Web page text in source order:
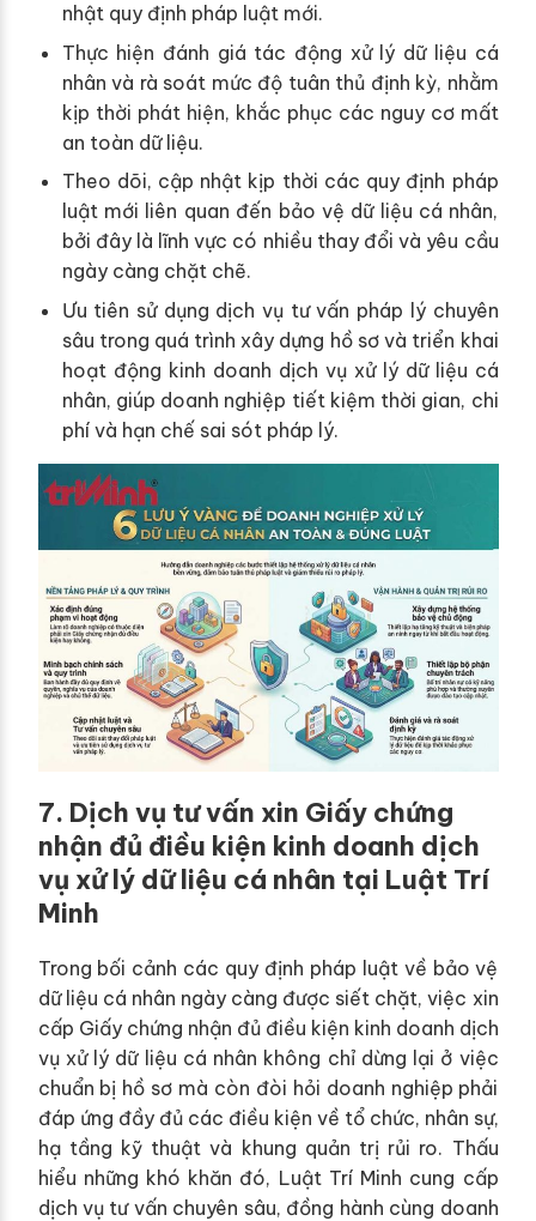
nhật quy định pháp luật mới.
Thực hiện đánh giá tác động xử lý dữ liệu cá
nhân và rà soát mức độ tuân thủ định kỳ, nhằm
kịp thời phát hiện, khắc phục các nguy cơ mất
an toàn dữ liệu.
Theo dõi, cập nhật kịp thời các quy định pháp
luật mới liên quan đến bảo vệ dữ liệu cá nhân,
bởi đây là lĩnh vực có nhiều thay đổi và yêu cầu
ngày càng chặt chẽ.
Ưu tiên sử dụng dịch vụ tư vấn pháp lý chuyên
sâu trong quá trình xây dựng hồ sơ và triển khai
hoạt động kinh doanh dịch vụ xử lý dữ liệu cá
nhân, giúp doanh nghiệp tiết kiệm thời gian, chi
phí và hạn chế sai sót pháp lý.
7. Dịch vụ tư vấn xin Giấy chứng
nhận đủ điều kiện kinh doanh dịch
vụ xử lý dữ liệu cá nhân tại Luật Trí
Minh
Trong bối cảnh các quy định pháp luật về bảo vệ
dữ liệu cá nhân ngày càng được siết chặt, việc xin
cấp Giấy chứng nhận đủ điều kiện kinh doanh dịch
vụ xử lý dữ liệu cá nhân không chỉ dừng lại ở việc
chuẩn bị hồ sơ mà còn đòi hỏi doanh nghiệp phải
đáp ứng đầy đủ các điều kiện về tổ chức, nhân sự,
hạ tầng kỹ thuật và khung quản trị rủi ro. Thấu
hiểu những khó khăn đó, Luật Trí Minh cung cấp
dịch vụ tư vấn chuyên sâu, đồng hành cùng doanh